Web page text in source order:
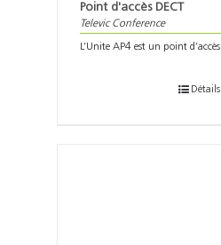
Point d'accès DECT
Televic Conference
L’Unite AP4 est un point
Détails